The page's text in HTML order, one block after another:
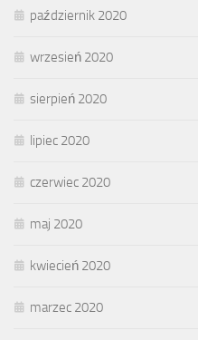
październik 2020
wrzesień 2020
sierpień 2020
lipiec 2020
czerwiec 2020
maj 2020
kwiecień 2020
marzec 2020